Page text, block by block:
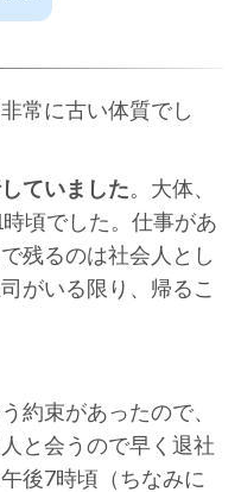
常に古い体質でし
ていました。大体、
頃でした。仕事があ
残るのは社会人とし
がいる限り、帰るこ
約束があったので、
と会うので早く退社
後7時頃（ちなみに